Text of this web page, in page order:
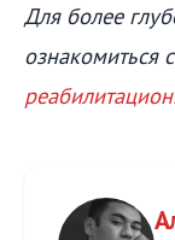
Для более
ознакомиться